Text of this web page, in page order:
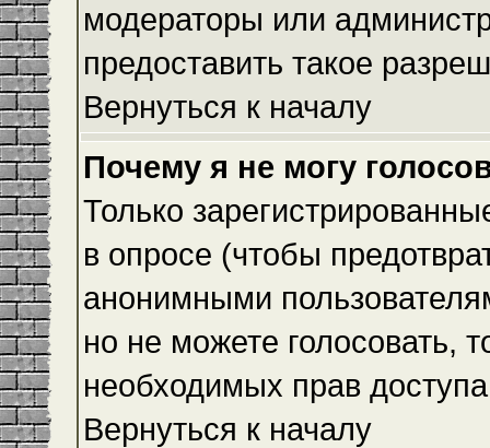
модераторы или
предоставить такое
Вернуться к началу
Почему я не могу
Только
в опросе (чтобы
анонимными
но не можете голосовать,
необходимых прав
Вернуться к началу